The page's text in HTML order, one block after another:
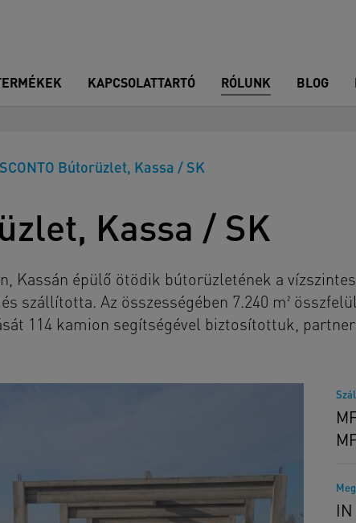
KAPCSOLATTARTÓ RÓLUNK BLOG
SCONTO Bútorüzlet, Kassa / SK
Kassa / SK
Kassán épülő ötödik bútorüzletének a
szállította. Az összességében 7.240 m²
114 kamion segítségével biztosítottuk,